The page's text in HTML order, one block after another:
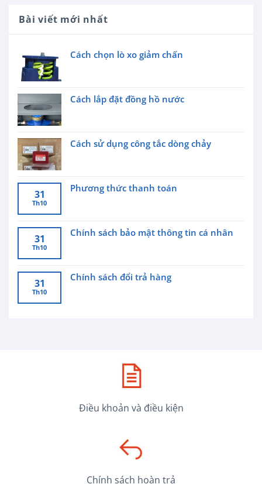
Bài viết mới nhất
Cách chọn lò xo giảm chấn
Cách lắp đặt đồng hồ nước
Cách sử dụng công tắc dòng chảy
31
Th10
Phương thức thanh toán
31
Th10
Chính sách bảo mật thông tin cá nhân
31
Th10
Chính sách đổi trả hàng
Điều khoản và điều kiện
Chính sách hoàn trả